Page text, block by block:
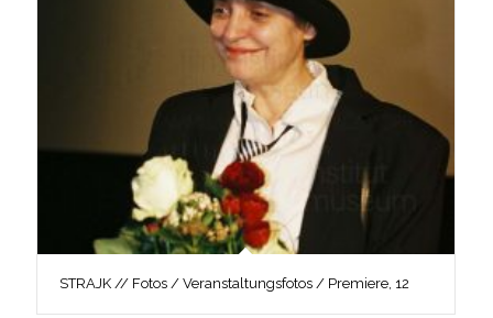
STRAJK // Fotos / Veranstaltungsfotos / Premiere, 12